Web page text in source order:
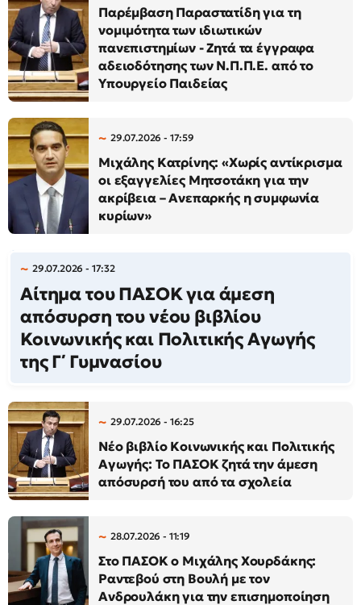
Παρέμβαση Παραστατίδη για τη
νομιμότητα των ιδιωτικών
πανεπιστημίων - Ζητά τα έγγραφα
αδειοδότησης των Ν.Π.Π.Ε. από το
Υπουργείο Παιδείας
29.07.2026 - 17:59
Μιχάλης Κατρίνης: «Χωρίς αντίκρισμα
οι εξαγγελίες Μητσοτάκη για την
ακρίβεια – Ανεπαρκής η συμφωνία
κυρίων»
29.07.2026 - 17:32
Αίτημα του ΠΑΣΟΚ για άμεση
απόσυρση του νέου βιβλίου
Κοινωνικής και Πολιτικής Αγωγής
της Γ΄ Γυμνασίου
29.07.2026 - 16:25
Νέο βιβλίο Κοινωνικής και Πολιτικής
Αγωγής: Το ΠΑΣΟΚ ζητά την άμεση
απόσυρσή του από τα σχολεία
28.07.2026 - 11:19
Στο ΠΑΣΟΚ ο Μιχάλης Χουρδάκης:
Ραντεβού στη Βουλή με τον
Ανδρουλάκη για την επισημοποίηση